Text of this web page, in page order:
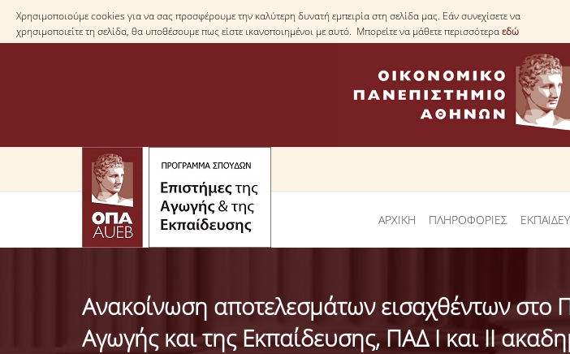
Χρησιμοποιούμε cookies για να σας προσφέρουμε την καλύτερη δυνατή εμπειρία στη σελίδα μας. Εάν συνεχίσετε να
χρησιμοποιείτε τη σελίδα, θα υποθέσουμε πως είστε ικανοποιημένοι με αυτό. Μπορείτε να μάθετε περισσότεραεδώ
ΑΡΧΙΚΗ ΠΛΗΡΟΦΟΡΙΕΣ
Ανακοίνωση αποτελεσμάτων εισαχθέντων στο
Αγωγής και της Εκπαίδευσης, ΠΑΔ Ι και ΙΙ